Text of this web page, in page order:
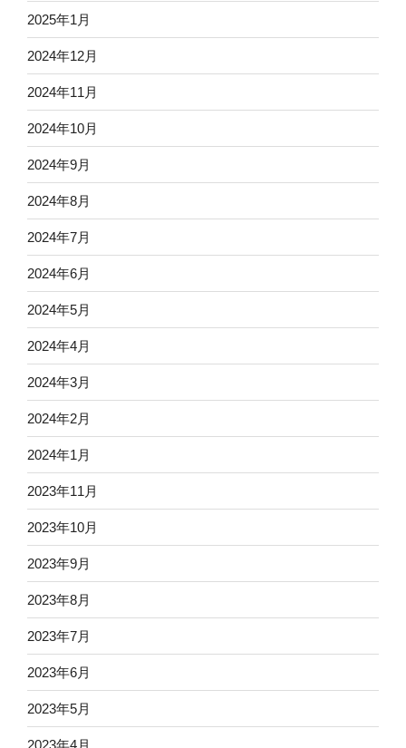
2025年1月
2024年12月
2024年11月
2024年10月
2024年9月
2024年8月
2024年7月
2024年6月
2024年5月
2024年4月
2024年3月
2024年2月
2024年1月
2023年11月
2023年10月
2023年9月
2023年8月
2023年7月
2023年6月
2023年5月
2023年4月